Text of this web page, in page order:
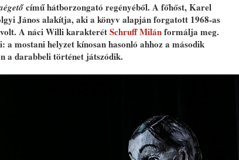
című hátborzongató regényéből. A főhőst, Karel
János alakítja, aki a könyv alapján forgatott 1968-as
A náci Willi karakterétSchruff Milánformálja meg.
a mostani helyzet kínosan hasonló ahhoz a második
a darabbeli történet játszódik.